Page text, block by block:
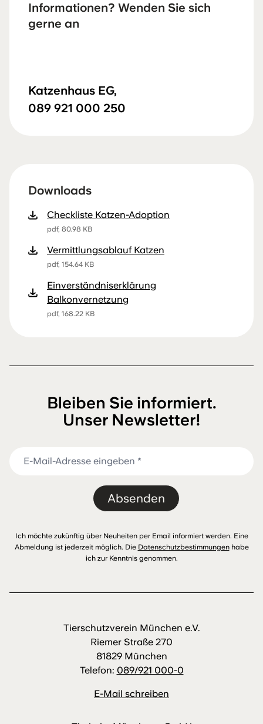
Informationen? Wenden Sie sich
gerne an
Katzenhaus EG,
089 921 000 250
Downloads
Checkliste Katzen-Adoption
pdf, 80.98 KB
Vermittlungsablauf Katzen
pdf, 154.64 KB
Einverständniserklärung
Balkonvernetzung
pdf, 168.22 KB
Tierschutzverein München e.V.
Riemer Straße 270
81829 München
Telefon: 089/921 000-0
E-Mail schreiben
Bleiben Sie informiert.
Unser Newsletter!
Absenden
Ich möchte zukünftig über Neuheiten per Email informiert werden. Eine
Abmeldung ist jederzeit möglich. Die Datenschutzbestimmungenhabe
ich zur Kenntnis genommen.